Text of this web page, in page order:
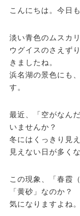
こんにちは。今日
淡い青色のムスカ
ウグイスのさえず
きましたね。
浜名湖の景色にも
す。
最近、「空がなん
いませんか？
冬にはくっきり見
見えない日が多く
この現象、
「春霞
「黄砂」なのか？
気になりますよね。